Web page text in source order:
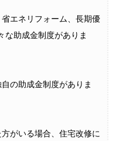
エネリフォーム、長期優
な助成金制度がありま
の助成金制度がありま
がいる場合、住宅改修に